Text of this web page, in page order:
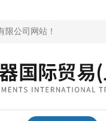
限公司网站！